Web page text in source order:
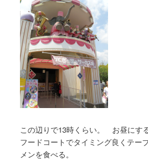
この辺りで13時くらい。 お昼にする
フードコートでタイミング良くテー
メンを食べる。